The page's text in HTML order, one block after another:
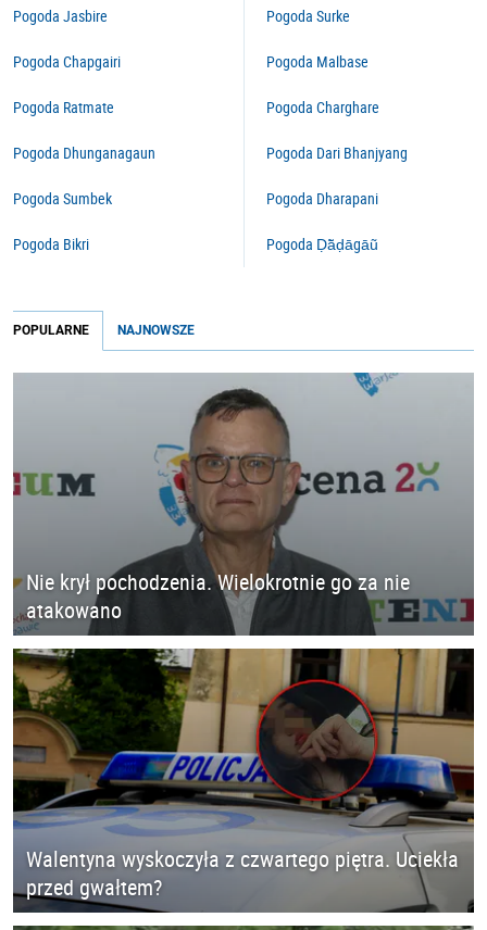
Pogoda Jasbire
Pogoda Chapgairi
Pogoda Ratmate
Pogoda Dhunganagaun
Pogoda Sumbek
Pogoda Bikri
Pogoda Surke
Pogoda Malbase
Pogoda Charghare
Pogoda Dari Bhanjyang
Pogoda Dharapani
Pogoda Ḍā̃ḍāgāũ
POPULARNE NAJNOWSZE
Nie krył pochodzenia. Wielokrotnie go za nie
atakowano
Walentyna wyskoczyła z czwartego piętra. Uciekła
przed gwałtem?